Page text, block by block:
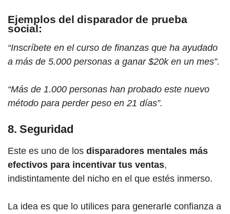
Ejemplos del disparador de prueba
social:
“Inscríbete en el curso de finanzas que ha ayudado
a más de 5.000 personas a ganar $20k en un mes”.
“Más de 1.000 personas han probado este nuevo
método para perder peso en 21 días”.
8. Seguridad
Este es uno de los disparadores mentales más
efectivos para incentivar tus ventas,
indistintamente del nicho en el que estés inmerso.
La idea es que lo utilices para generarle confianza a